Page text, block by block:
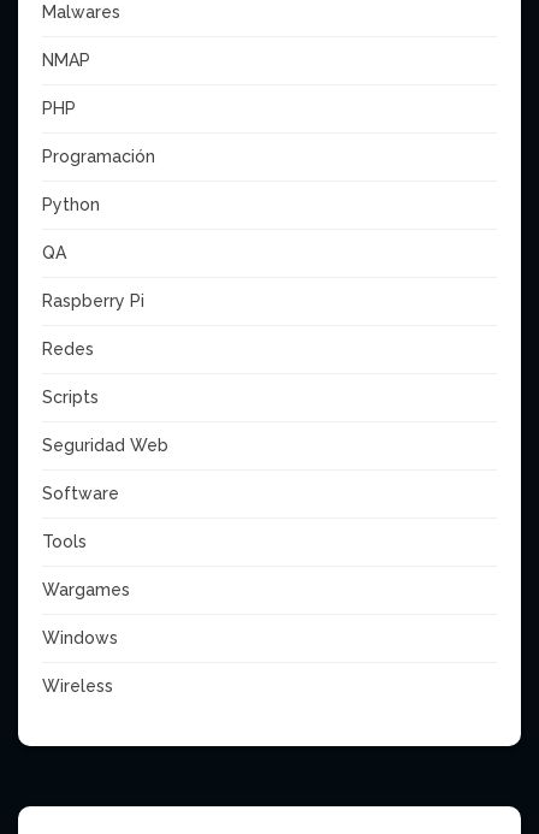
Malwares
NMAP
PHP
Programación
Python
QA
Raspberry Pi
Redes
Scripts
Seguridad Web
Software
Tools
Wargames
Windows
Wireless